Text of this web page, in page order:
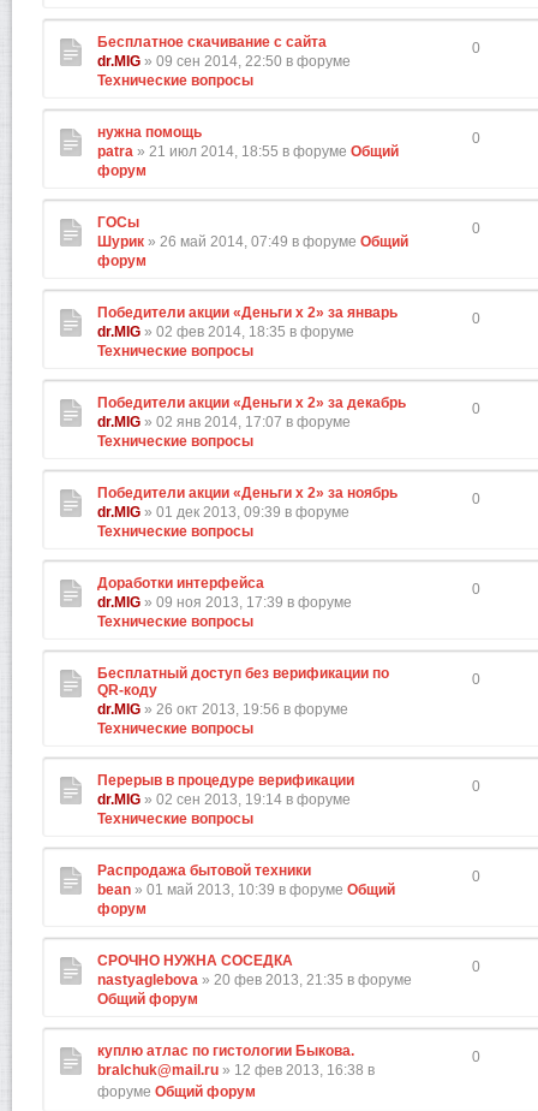
Бесплатное скачивание с сайта
dr.MIG » 09 сен 2014, 22:50 в форуме
Технические вопросы
0
нужна помощь
patra » 21 июл 2014, 18:55 в форуме Общий
форум
0
ГОСы
Шурик » 26 май 2014, 07:49 в форуме Общий
форум
0
Победители акции «Деньги х 2» за январь
dr.MIG » 02 фев 2014, 18:35 в форуме
Технические вопросы
0
Победители акции «Деньги х 2» за декабрь
dr.MIG » 02 янв 2014, 17:07 в форуме
Технические вопросы
0
Победители акции «Деньги х 2» за ноябрь
dr.MIG » 01 дек 2013, 09:39 в форуме
Технические вопросы
0
Доработки интерфейса
dr.MIG » 09 ноя 2013, 17:39 в форуме
Технические вопросы
0
Бесплатный доступ без верификации по
QR-коду
dr.MIG » 26 окт 2013, 19:56 в форуме
Технические вопросы
0
Перерыв в процедуре верификации
dr.MIG » 02 сен 2013, 19:14 в форуме
Технические вопросы
0
Распродажа бытовой техники
bean » 01 май 2013, 10:39 в форуме Общий
форум
0
СРОЧНО НУЖНА СОСЕДКА
nastyaglebova » 20 фев 2013, 21:35 в форуме
Общий форум
0
куплю атлас по гистологии Быкова.
bralchuk@mail.ru » 12 фев 2013, 16:38 в
форуме Общий форум
0